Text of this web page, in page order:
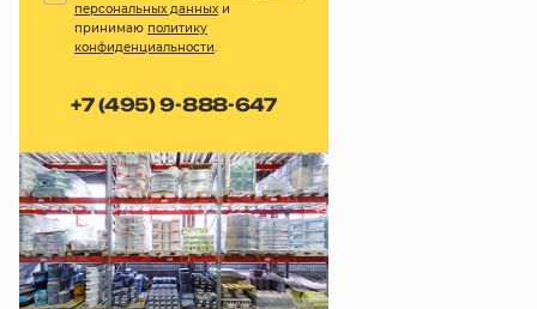
персональных данных и
принимаю политику
конфиденциальности.
+7 (495) 9-888-647